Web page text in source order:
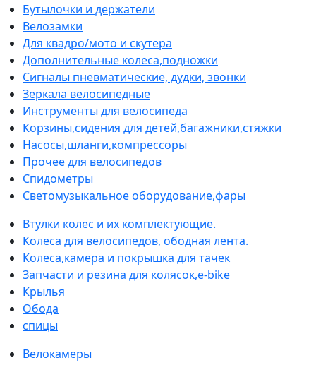
Бутылочки и держатели
Велозамки
Для квадро/мото и скутера
Дополнительные колеса,подножки
Сигналы пневматические, дудки, звонки
Зеркала велосипедные
Инструменты для велосипеда
Корзины,сидения для детей,багажники,стяжки
Насосы,шланги,компрессоры
Прочее для велосипедов
Спидометры
Светомузыкальное оборудование,фары
Втулки колес и их комплектующие.
Колеса для велосипедов, ободная лента.
Колеса,камера и покрышка для тачек
Запчасти и резина для колясок,e-bike
Крылья
Обода
спицы
Велокамеры